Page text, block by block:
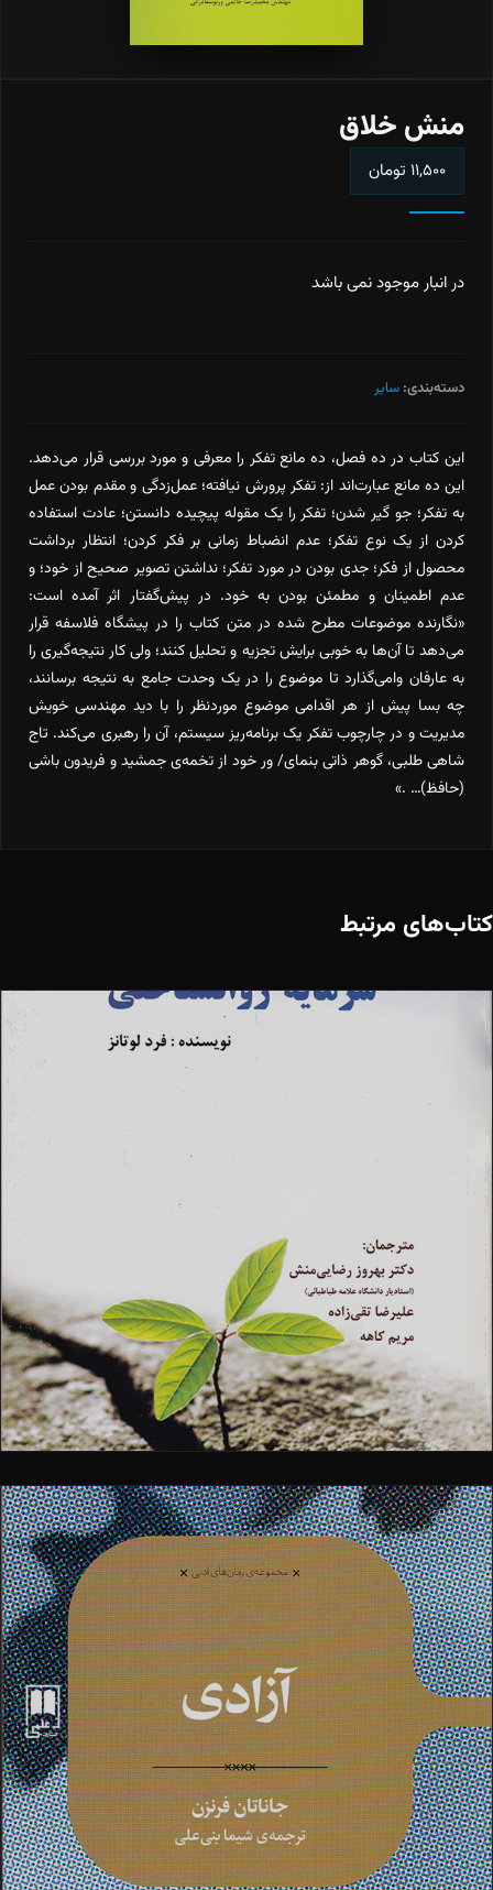
منش خلاق
۱۱,۵۰۰ تومان
در انبار موجود نمی باشد
دسته‌بندی: سایر
این کتاب در ده فصل، ده مانع تفکر را معرفی و مورد بررسی قرار می‌دهد.
این ده مانع عبارت‌اند از: تفکر پرورش نیافته؛ عمل‌زدگی و مقدم بودن عمل
به تفکر؛ جو گیر شدن؛ تفکر را یک مقوله پیچیده دانستن؛ عادت استفاده
کردن از یک نوع تفکر؛ عدم انضباط زمانی بر فکر کردن؛ انتظار برداشت
محصول از فکر؛ جدی بودن در مورد تفکر؛ نداشتن تصویر صحیح از خود؛ و
عدم اطمینان و مطمئن بودن به خود. در پیش‌گفتار اثر آمده است:
«نگارنده موضوعات مطرح شده در متن کتاب را در پیشگاه فلاسفه قرار
می‌دهد تا آن‌ها به خوبی برایش تجزیه و تحلیل کنند؛ ولی کار نتیجه‌گیری را
به عارفان وامی‌گذارد تا موضوع را در یک وحدت جامع به نتیجه برسانند،
چه بسا پیش از هر اقدامی موضوع موردنظر را با دید مهندسی خویش
مدیریت و در چارچوب تفکر یک برنامه‌ریز سیستم، آن را رهبری می‌کند. تاج
شاهی طلبی، گوهر ذاتی بنمای/ ور خود از تخمه‌ی جمشید و فریدون باشی
(حافظ)… .»
کتاب‌های مرتبط